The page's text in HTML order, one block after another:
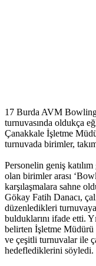
17 Burda AVM
turnuvasında oldukça
Çanakkale İşletme
turnuvada birimler,
Personelin geniş
olan birimler arası
karşılaşmalara sahne
Gökay Fatih Danacı,
düzenledikleri
bulduklarını ifade etti.
belirten İşletme Müdürü
ve çeşitli turnuvalar ile
hedeflediklerini söyledi.